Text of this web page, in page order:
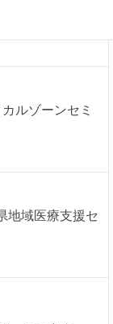
ルゾーンセミ
地域医療支援セ